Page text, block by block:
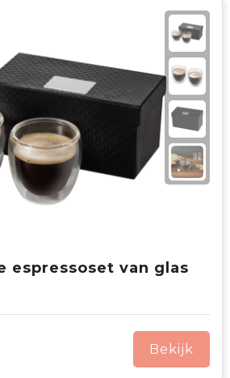
espressoset van glas
Bekijk